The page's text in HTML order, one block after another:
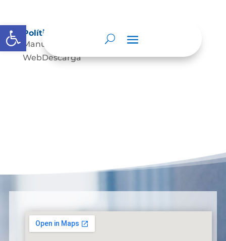
Open toolbar
Políticas de Privacidad Web
Manual de Políticas de Privacidad
WebDescarga